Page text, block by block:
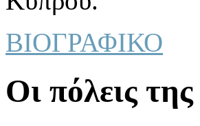
ΒΙΟΓΡΑΦΙΚΟ
Οι πόλεις